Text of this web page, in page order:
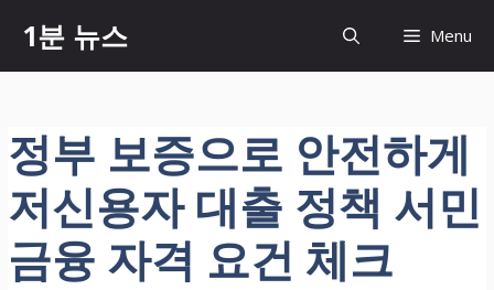
츠
너
뛰
기
1분 뉴스 Menu
정부 보증으로 안전하게
저신용자 대출 정책 서민
금융 자격 요건 체크